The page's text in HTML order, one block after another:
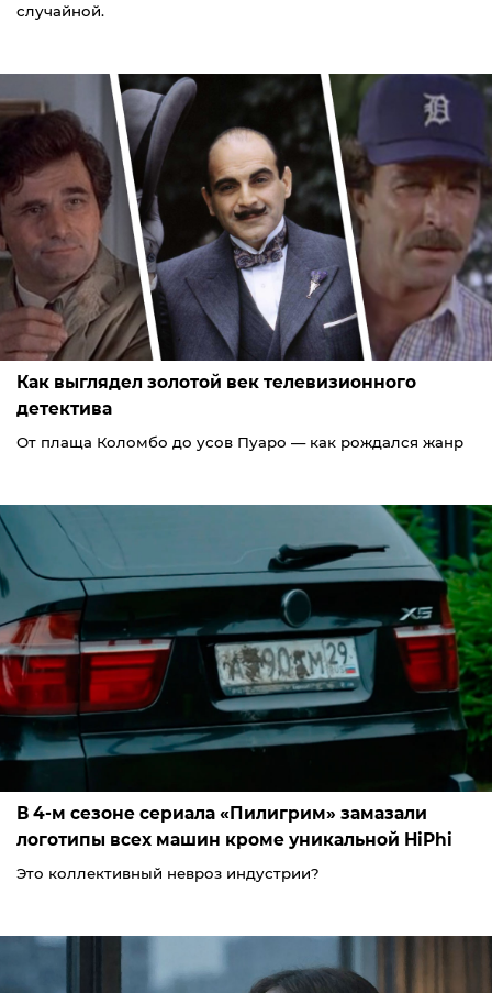
случайной.
Как выглядел золотой век телевизионного
детектива
От плаща Коломбо до усов Пуаро — как рождался жанр
В 4-м сезоне сериала «Пилигрим» замазали
логотипы всех машин кроме уникальной HiPhi
Это коллективный невроз индустрии?